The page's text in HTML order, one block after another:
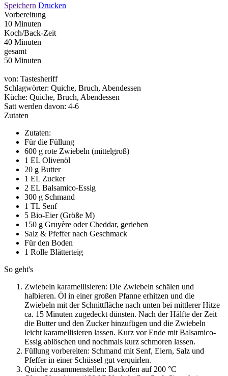
Speichern Drucken
Vorbereitung
10 Minuten
Koch/Back-Zeit
40 Minuten
gesamt
50 Minuten
von: Tastesheriff
Schlagwörter: Quiche, Bruch, Abendessen
Küche: Quiche, Bruch, Abendessen
Satt werden davon: 4-6
Zutaten
Zutaten:
Für die Füllung
600 g rote Zwiebeln (mittelgroß)
1 EL Olivenöl
20 g Butter
1 EL Zucker
2 EL Balsamico-Essig
300 g Schmand
1 TL Senf
5 Bio-Eier (Größe M)
150 g Gruyère oder Cheddar, gerieben
Salz & Pfeffer nach Geschmack
Für den Boden
1 Rolle Blätterteig
So geht's
Zwiebeln karamellisieren: Die Zwiebeln schälen und
halbieren. Öl in einer großen Pfanne erhitzen und die
Zwiebeln mit der Schnittfläche nach unten bei mittlerer Hitze
ca. 15 Minuten zugedeckt dünsten. Nach der Hälfte der Zeit
die Butter und den Zucker hinzufügen und die Zwiebeln
leicht karamellisieren lassen. Kurz vor Ende mit Balsamico-
Essig ablöschen und nochmals kurz schmoren lassen.
Füllung vorbereiten: Schmand mit Senf, Eiern, Salz und
Pfeffer in einer Schüssel gut verquirlen.
Quiche zusammenstellen: Backofen auf 200 °C